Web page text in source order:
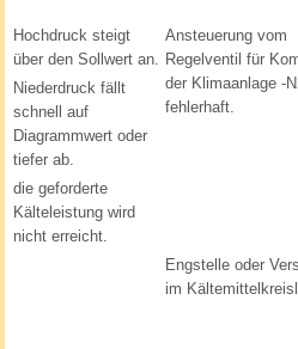
Hochdruck steigt
über den Sollwert an.
Niederdruck fällt
schnell auf
Diagrammwert oder
tiefer ab.
die geforderte
Kälteleistung wird
nicht erreicht.
Ansteuerung vom
Regelventil für
der Klimaanlage -
fehlerhaft.
Engstelle oder
im